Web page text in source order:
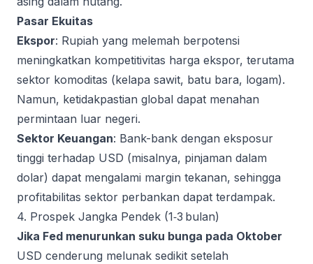
Pasar Ekuitas
Ekspor: Rupiah yang melemah berpotensi
meningkatkan kompetitivitas harga ekspor, terutama
sektor komoditas (kelapa sawit, batu bara, logam).
Namun, ketidakpastian global dapat menahan
permintaan luar negeri.
Sektor Keuangan: Bank-bank dengan eksposur
tinggi terhadap USD (misalnya, pinjaman dalam
dolar) dapat mengalami margin tekanan, sehingga
profitabilitas sektor perbankan dapat terdampak.
4. Prospek Jangka Pendek (1‑3 bulan)
Jika Fed menurunkan suku bunga pada Oktober
USD cenderung melunak sedikit setelah